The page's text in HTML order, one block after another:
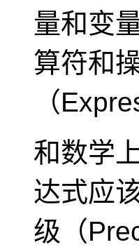
量和变
算符和
（
和数学
达式应
级（